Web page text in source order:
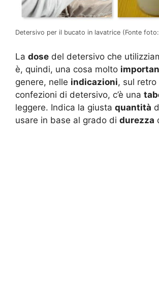
Detersivo per il bucato in lavatrice (Fonte
La dose del detersivo che
è, quindi, una cosa molto
genere, nelle indicazioni, sul retro
confezioni di detersivo, c’è una
leggere. Indica la giusta quantità
usare in base al grado di durezza